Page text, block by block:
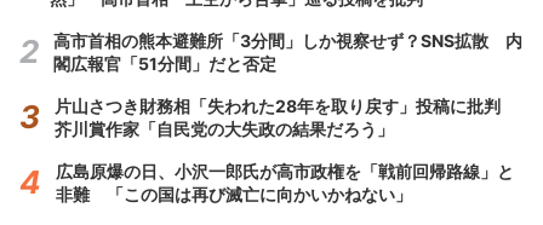
高市首相の熊本避難所「3分間」しか視察せず？SNS拡散 内
閣広報官「51分間」だと否定
片山さつき財務相「失われた28年を取り戻す」投稿に批判
芥川賞作家「自民党の大失政の結果だろう」
広島原爆の日、小沢一郎氏が高市政権を「戦前回帰路線」と
非難 「この国は再び滅亡に向かいかねない」